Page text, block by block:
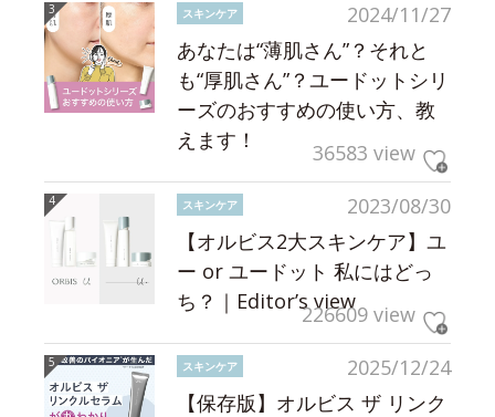
2024/11/27
スキンケア
あなたは“薄肌さん”？それと
も“厚肌さん”？ユードットシリ
ーズのおすすめの使い方、教
えます！
36583 view
2023/08/30
スキンケア
【オルビス2大スキンケア】ユ
ー or ユードット 私にはどっ
ち？｜Editor’s view226609 view
2025/12/24
スキンケア
【保存版】オルビス ザ リンク